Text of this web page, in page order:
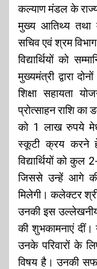
कल्याण मंडल के
मुख्य आतिथ्य तथा
सचिव एवं श्रम
विद्यार्थियों को
मुख्यमंत्री द्वारा
शिक्षा सहायता
प्रोत्साहन राशि का
को 1 लाख रुपये
स्कूटी क्रय करने
विद्यार्थियों को कुल
जिससे उन्हें आगे
मिलेगी। कलेक्टर श्री
उनकी इस
की शुभकामनाएं दीं।
उनके परिवारों के
विषय है। उनकी